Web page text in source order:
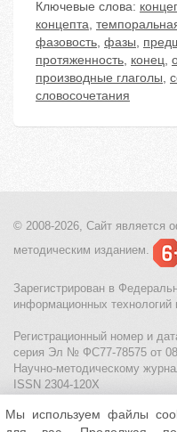
Ключевые слова:
концепта,
фазовость, фазы,
протяженность, конец,
производные глаголы,
словосочетания
© 2008-2026, Сайт является
методическим изданием.
Зарегистрирован в
информационных
Регистрационный номер и
серия Эл № ФС77-78575 от
Научно-методическому
ISSN 2304-120X
МЦИТО|Школьные
Мы используем файлы